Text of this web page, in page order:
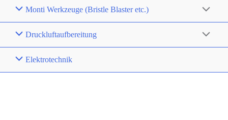
Monti Werkzeuge (Bristle Blaster etc.)
Druckluftaufbereitung
Elektrotechnik